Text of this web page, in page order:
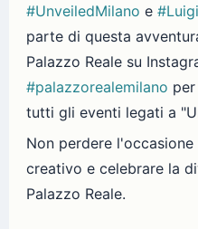
#UnveiledMilano e
parte di questa
Palazzo Reale su
#palazzorealemilano
tutti gli eventi legati a
Non perdere
creativo e celebrare la
Palazzo Reale.